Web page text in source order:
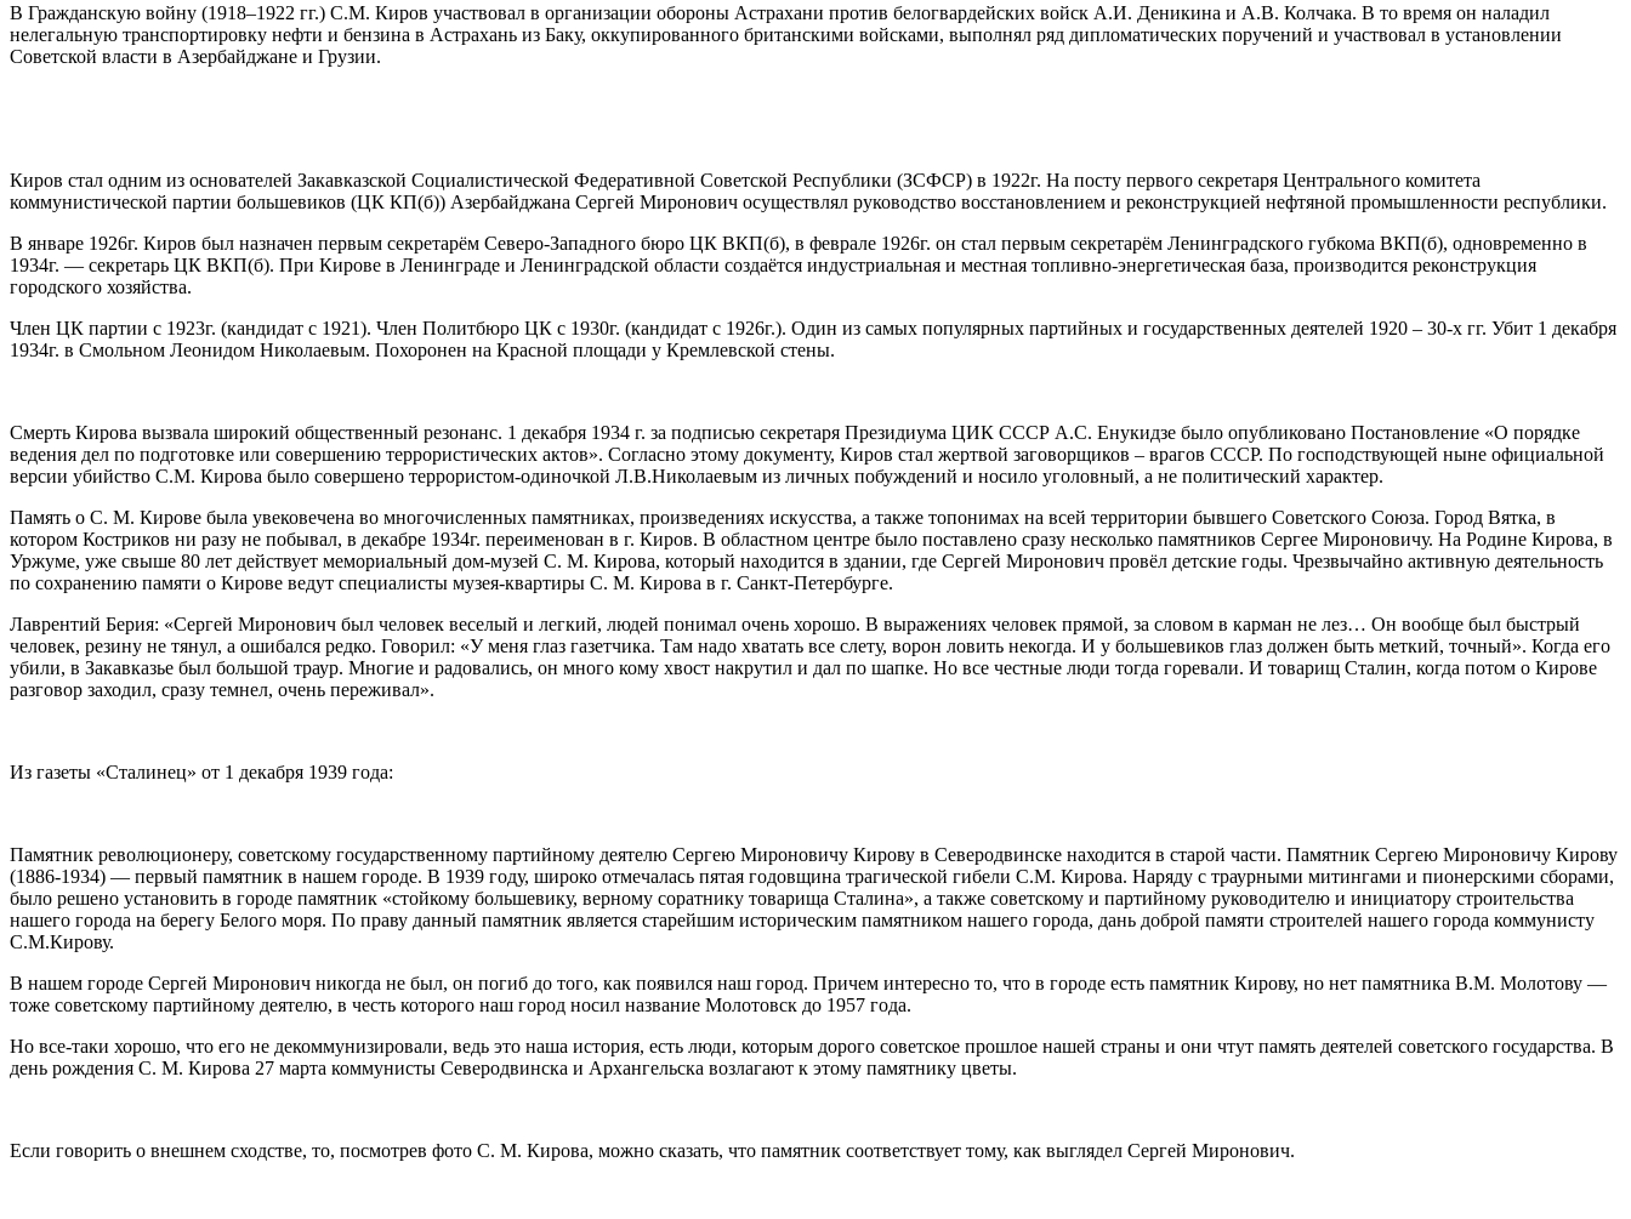
В Гражданскую войну (1918–1922 гг.) С.М. Киров участвовал в организации обороны Астрахани против белогвардейских войск А.И. Деникина и А.В. Колчака. В то время он наладил
нелегальную транспортировку нефти и бензина в Астрахань из Баку, оккупированного британскими войсками, выполнял ряд дипломатических поручений и участвовал в установлении
Советской власти в Азербайджане и Грузии.
Киров стал одним из основателей Закавказской Социалистической Федеративной Советской Республики (ЗСФСР) в 1922г. На посту первого секретаря Центрального комитета
коммунистической партии большевиков (ЦК КП(б)) Азербайджана Сергей Миронович осуществлял руководство восстановлением и реконструкцией нефтяной промышленности республики.
В январе 1926г. Киров был назначен первым секретарём Северо-Западного бюро ЦК ВКП(б), в феврале 1926г. он стал первым секретарём Ленинградского губкома ВКП(б), одновременно в
1934г. — секретарь ЦК ВКП(б). При Кирове в Ленинграде и Ленинградской области создаётся индустриальная и местная топливно-энергетическая база, производится реконструкция
городского хозяйства.
Член ЦК партии с 1923г. (кандидат с 1921). Член Политбюро ЦК с 1930г. (кандидат с 1926г.). Один из самых популярных партийных и государственных деятелей 1920 – 30-х гг. Убит 1 декабря
1934г. в Смольном Леонидом Николаевым. Похоронен на Красной площади у Кремлевской стены.
Смерть Кирова вызвала широкий общественный резонанс. 1 декабря 1934 г. за подписью секретаря Президиума ЦИК СССР А.С. Енукидзе было опубликовано Постановление «О порядке
ведения дел по подготовке или совершению террористических актов». Согласно этому документу, Киров стал жертвой заговорщиков – врагов СССР. По господствующей ныне официальной
версии убийство С.М. Кирова было совершено террористом-одиночкой Л.В.Николаевым из личных побуждений и носило уголовный, а не политический характер.
Память о С. М. Кирове была увековечена во многочисленных памятниках, произведениях искусства, а также топонимах на всей территории бывшего Советского Союза. Город Вятка, в
котором Костриков ни разу не побывал, в декабре 1934г. переименован в г. Киров. В областном центре было поставлено сразу несколько памятников Сергее Мироновичу. На Родине Кирова, в
Уржуме, уже свыше 80 лет действует мемориальный дом-музей С. М. Кирова, который находится в здании, где Сергей Миронович провёл детские годы. Чрезвычайно активную деятельность
по сохранению памяти о Кирове ведут специалисты музея-квартиры С. М. Кирова в г. Санкт-Петербурге.
Лаврентий Берия: «Сергей Миронович был человек веселый и легкий, людей понимал очень хорошо. В выражениях человек прямой, за словом в карман не лез… Он вообще был быстрый
человек, резину не тянул, а ошибался редко. Говорил: «У меня глаз газетчика. Там надо хватать все слету, ворон ловить некогда. И у большевиков глаз должен быть меткий, точный». Когда его
убили, в Закавказье был большой траур. Многие и радовались, он много кому хвост накрутил и дал по шапке. Но все честные люди тогда горевали. И товарищ Сталин, когда потом о Кирове
разговор заходил, сразу темнел, очень переживал».
Из газеты «Сталинец» от 1 декабря 1939 года:
Памятник революционеру, советскому государственному партийному деятелю Сергею Мироновичу Кирову в Северодвинске находится в старой части. Памятник Сергею Мироновичу Кирову
(1886-1934) — первый памятник в нашем городе. В 1939 году, широко отмечалась пятая годовщина трагической гибели С.М. Кирова. Наряду с траурными митингами и пионерскими сборами,
было решено установить в городе памятник «стойкому большевику, верному соратнику товарища Сталина», а также советскому и партийному руководителю и инициатору строительства
нашего города на берегу Белого моря. По праву данный памятник является старейшим историческим памятником нашего города, дань доброй памяти строителей нашего города коммунисту
С.М.Кирову.
В нашем городе Сергей Миронович никогда не был, он погиб до того, как появился наш город. Причем интересно то, что в городе есть памятник Кирову, но нет памятника В.М. Молотову —
тоже советскому партийному деятелю, в честь которого наш город носил название Молотовск до 1957 года.
Но все-таки хорошо, что его не декоммунизировали, ведь это наша история, есть люди, которым дорого советское прошлое нашей страны и они чтут память деятелей советского государства. В
день рождения С. М. Кирова 27 марта коммунисты Северодвинска и Архангельска возлагают к этому памятнику цветы.
Если говорить о внешнем сходстве, то, посмотрев фото С. М. Кирова, можно сказать, что памятник соответствует тому, как выглядел Сергей Миронович.